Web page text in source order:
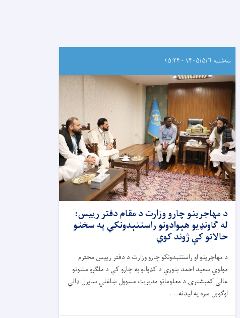
سه‌شنبه ۱۴۰۵/۵/۶ - ۱۵:۲۴
د مهاجرینو چارو وزارت د مقام دفتر رییس:
له ګاونډیو هېوادونو راستنېدونکي په سختو
حالاتو کې ژوند کوي
د مهاجرینو او راستنېدونکو چارو وزارت د دفتر رییس محترم
مولوي سعید احمد بنوري د کډوالو په چارو کې د ملګرو ملتونو
عالي کمېشنرۍ د معلوماتو مدیریت مسوول ښاغلي سایرل ډالي
اوګوبل سره په لیدنه. . .